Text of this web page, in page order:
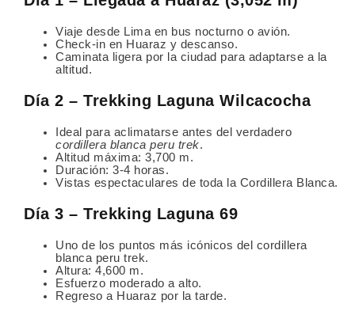
Viaje desde Lima en bus nocturno o avión.
Check-in en Huaraz y descanso.
Caminata ligera por la ciudad para adaptarse a la
altitud.
Día 2 – Trekking Laguna Wilcacocha
Ideal para aclimatarse antes del verdadero
cordillera blanca peru trek.
Altitud máxima: 3,700 m.
Duración: 3-4 horas.
Vistas espectaculares de toda la Cordillera Blanca.
Día 3 – Trekking Laguna 69
Uno de los puntos más icónicos del cordillera
blanca peru trek.
Altura: 4,600 m.
Esfuerzo moderado a alto.
Regreso a Huaraz por la tarde.